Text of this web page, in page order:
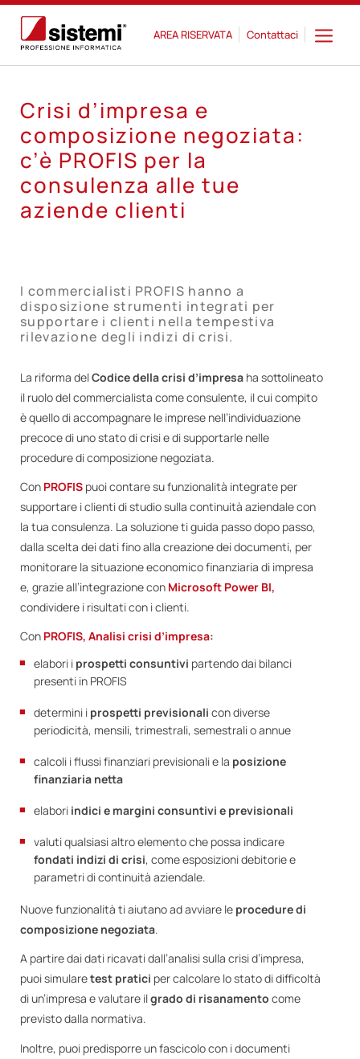
AREA RISERVATA Contattaci
Crisi d’impresa e
composizione negoziata:
c’è PROFIS per la
consulenza alle tue
aziende clienti
I commercialisti PROFIS hanno a
disposizione strumenti integrati per
supportare i clienti nella tempestiva
rilevazione degli indizi di crisi.
La riforma delCodice della crisi d’impresa ha sottolineato
il ruolo del commercialista come consulente, il cui compito
è quello di accompagnare le imprese nell’individuazione
precoce di uno stato di crisi e di supportarle nelle
procedure di composizione negoziata.
Con PROFIS puoi contare su funzionalità integrate per
supportare i clienti di studio sulla continuità aziendale con
la tua consulenza. La soluzione ti guida passo dopo passo,
dalla scelta dei dati fino alla creazione dei documenti, per
monitorare la situazione economico finanziaria di impresa
e, grazie all’integrazione con Microsoft Power BI,
condividere i risultati con i clienti.
Con PROFIS, Analisi crisi d’impresa:
elabori i prospetti consuntivi partendo dai bilanci
presenti in PROFIS
determini i prospetti previsionali con diverse
periodicità, mensili, trimestrali, semestrali o annue
calcoli i flussi finanziari previsionali e la posizione
finanziaria netta
elabori indici e margini consuntivi e previsionali
valuti qualsiasi altro elemento che possa indicare
fondati indizi di crisi, come esposizioni debitorie e
parametri di continuità aziendale.
Nuove funzionalità ti aiutano ad avviare le procedure di
composizione negoziata.
A partire dai dati ricavati dall’analisi sulla crisi d’impresa,
puoi simularetest pratici per calcolare lo stato di difficoltà
di un’impresa e valutare ilgrado di risanamento come
previsto dalla normativa.
Inoltre, puoi predisporre un fascicolo con i documenti